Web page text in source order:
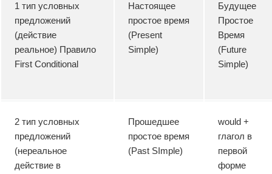
1 тип условных
предложений
(действие
реальное) Правило
First Conditional
Настоящее
простое время
(Present
Simple)
Будущее
Простое
Время
(Future
Simple)
2 тип условных
предложений
(нереальное
действие в
Прошедшее
простое время
(Past SImple)
would +
глагол в
первой
форме